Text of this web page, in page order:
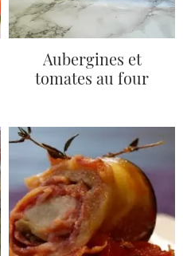
Aubergines et
tomates au four